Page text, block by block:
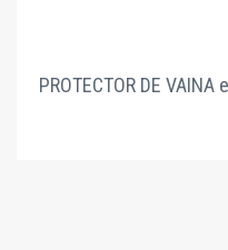
PROTECTOR DE